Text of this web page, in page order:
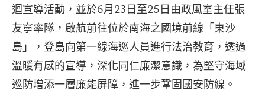
迴宣導活動，並於6月23日至25日由政風室主任張
友寧率隊，啟航前往位於南海之國境前線「東沙
島」，登島向第一線海巡人員進行法治教育，透過
溫暖有感的宣導，深化同仁廉潔意識，為堅守海域
巡防增添一層廉能屏障，進一步鞏固國安防線。